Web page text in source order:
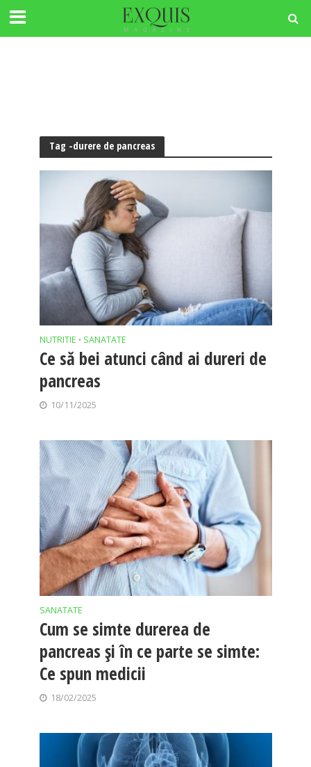
Tag -durere de pancreas
NUTRITIE • SANATATE
Ce să bei atunci când ai dureri de
pancreas
10/11/2025
SANATATE
Cum se simte durerea de
pancreas și în ce parte se simte:
Ce spun medicii
18/02/2025